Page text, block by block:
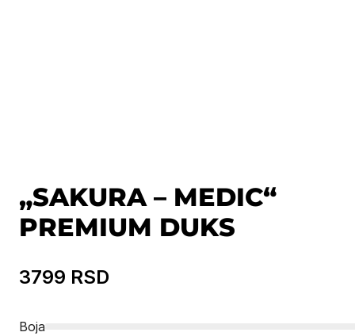
„SAKURA – MEDIC“
PREMIUM DUKS
3799 RSD
Boja